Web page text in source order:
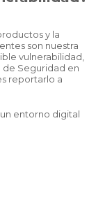
y la
son nuestra
vulnerabilidad,
Seguridad en
reportarlo a
entorno digital